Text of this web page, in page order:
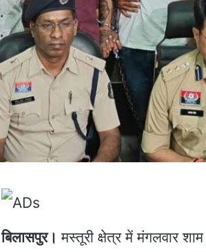
बिलासपुर। मस्तूरी क्षेत्र में मंगलवार